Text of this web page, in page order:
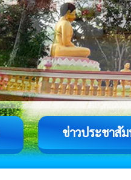
ข่าวประชาสั